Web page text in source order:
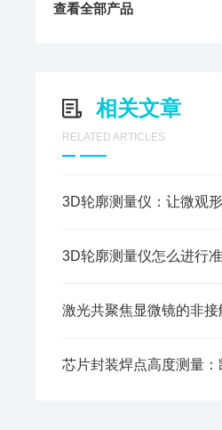
查看全部产品
相关文章
RELATED ARTICLES